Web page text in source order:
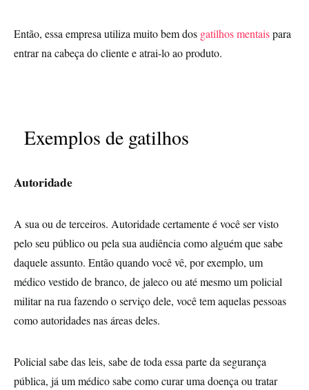
Então, essa empresa utiliza muito bem dos gatilhos mentaispara
entrar na cabeça do cliente e atrai-lo ao produto.
Exemplos de gatilhos
Autoridade
A sua ou de terceiros. Autoridade certamente é você ser visto
pelo seu público ou pela sua audiência como alguém que sabe
daquele assunto. Então quando você vê, por exemplo, um
médico vestido de branco, de jaleco ou até mesmo um policial
militar na rua fazendo o serviço dele, você tem aquelas pessoas
como autoridades nas áreas deles.
Policial sabe das leis, sabe de toda essa parte da segurança
pública, já um médico sabe como curar uma doença ou tratar